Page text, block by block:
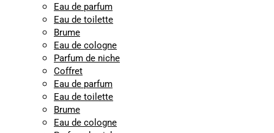
Eau de parfum
Eau de toilette
Brume
Eau de cologne
Parfum de niche
Coffret
Eau de parfum
Eau de toilette
Brume
Eau de cologne